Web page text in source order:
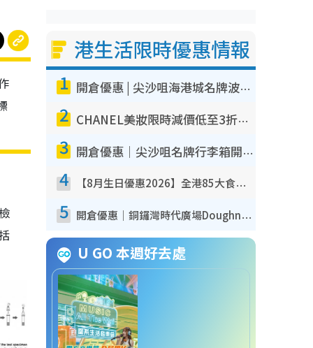
港生活限時優惠情報
1 開倉優惠 | 尖沙咀海港城名牌波鞋開倉低至1折！On鞋$899起／Joy&Peace鞋履$98起
2 CHANEL美妝限時減價低至3折！人氣粉底/唇膏/精華液低至$275！COCO香水都有平
3 開倉優惠｜尖沙咀名牌行李箱開倉低至4折！一連5日 American Tourister/ace./Hallmark $200起！
4 【8月生日優惠2026】全港85大食買玩著數攻略 自助餐/火鍋放題同行免費＋誠品/DONKI送現金券
5 開倉優惠｜銅鑼灣時代廣場Doughnut/Campo Marzio開倉低至1折！背囊、書包、手袋劈價$200起
U GO 本週好去處